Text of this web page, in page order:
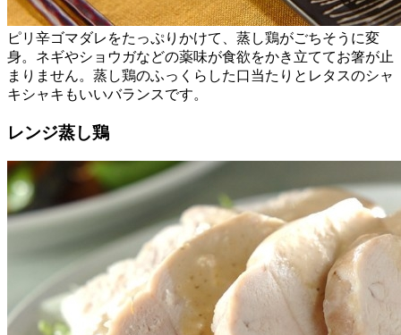
ピリ辛ゴマダレをたっぷりかけて、蒸し鶏がごちそうに変
身。ネギやショウガなどの薬味が食欲をかき立ててお箸が止
まりません。蒸し鶏のふっくらした口当たりとレタスのシャ
キシャキもいいバランスです。
レンジ蒸し鶏